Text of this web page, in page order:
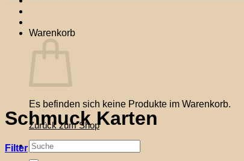
Warenkorb
Es befinden sich keine Produkte im Warenkorb.
Zurück zum Shop
Suche
nach:
Schmuck Karten
Filter